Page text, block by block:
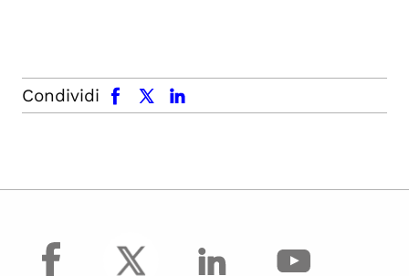
Condividi
facebook x.com linkedin
facebook